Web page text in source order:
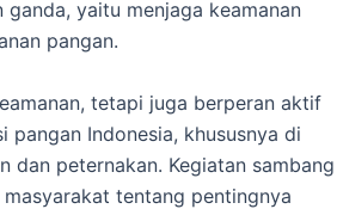
yaitu menjaga keamanan
pangan.
tetapi juga berperan aktif
Indonesia, khususnya di
dan peternakan. Kegiatan sambang
tentang pentingnya